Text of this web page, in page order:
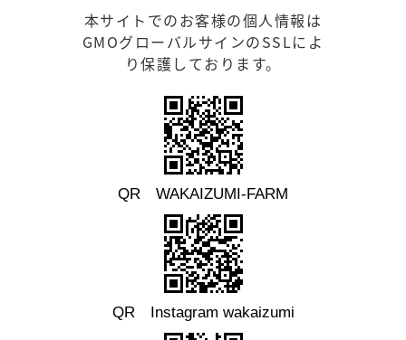
本サイトでのお客様の個人情報は
GMOグローバルサインのSSLによ
り保護しております。
QR WAKAIZUMI-FARM
QR Instagram wakaizumi